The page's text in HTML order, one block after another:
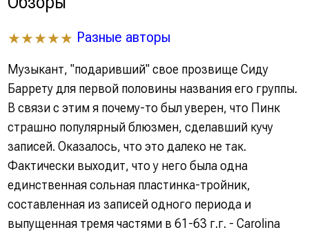
★★★★★ Разные авторы
Музыкант, "подаривший" свое прозвище Сиду
Баррету для первой половины названия его группы.
В связи с этим я почему-то был уверен, что Пинк
страшно популярный блюзмен, сделавший кучу
записей. Оказалось, что это далеко не так.
Фактически выходит, что у него была одна
единственная сольная пластинка-тройник,
составленная из записей одного периода и
выпущенная тремя частями в 61-63 г.г. - Carolina